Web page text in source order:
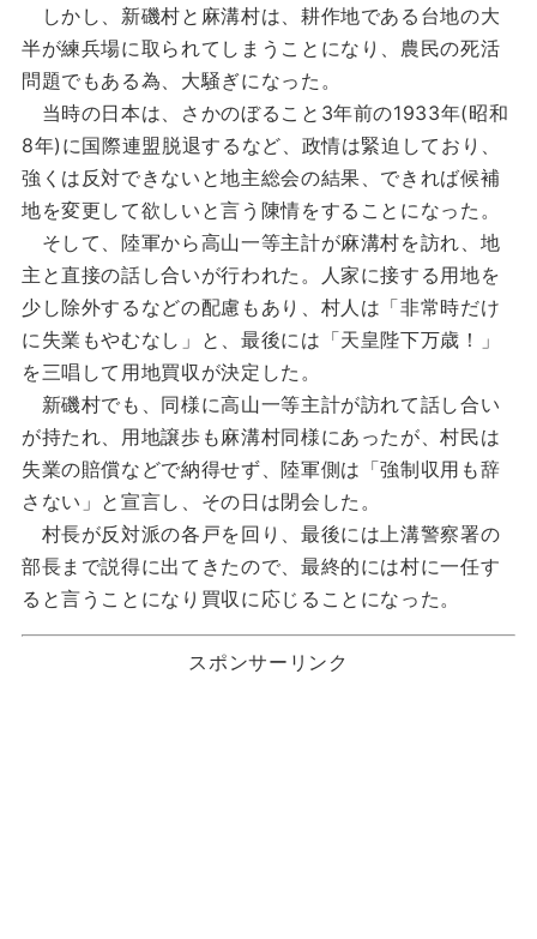
しかし、新磯村と麻溝村は、耕作地である台地の大
半が練兵場に取られてしまうことになり、農民の死活
問題でもある為、大騒ぎになった。
当時の日本は、さかのぼること3年前の1933年(昭和
8年)に国際連盟脱退するなど、政情は緊迫しており、
強くは反対できないと地主総会の結果、できれば候補
地を変更して欲しいと言う陳情をすることになった。
そして、陸軍から高山一等主計が麻溝村を訪れ、地
主と直接の話し合いが行われた。人家に接する用地を
少し除外するなどの配慮もあり、村人は「非常時だけ
に失業もやむなし」と、最後には「天皇陛下万歳！」
を三唱して用地買収が決定した。
新磯村でも、同様に高山一等主計が訪れて話し合い
が持たれ、用地譲歩も麻溝村同様にあったが、村民は
失業の賠償などで納得せず、陸軍側は「強制収用も辞
さない」と宣言し、その日は閉会した。
村長が反対派の各戸を回り、最後には上溝警察署の
部長まで説得に出てきたので、最終的には村に一任す
ると言うことになり買収に応じることになった。
スポンサーリンク